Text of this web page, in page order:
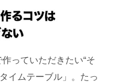
っていただきたい“そ
イムテーブル」。たっ